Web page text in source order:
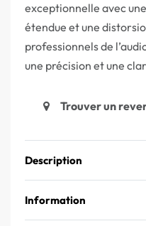
exceptionnelle avec
étendue et une
professionnels de
une précision et une
Trouver un
Description
Information